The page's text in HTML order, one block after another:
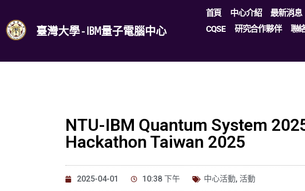
臺灣大學 - IBM量子電腦中心
首頁 中心介紹 最新消息
CQSE
研究合作夥伴 聯
NTU-IBM Quantum System
Hackathon Taiwan 2025
2025-04-01 10:38 下午 中心活動, 活動